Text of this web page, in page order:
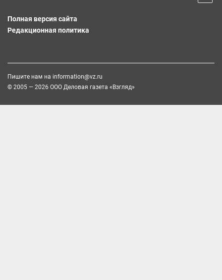
Полная версия сайта
Редакционная политика
Пишите нам на information@vz.ru
© 2005 — 2026 ООО Деловая газета «Взгляд»